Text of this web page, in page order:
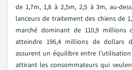
de 1,7m, 1,8 à 2,5m, 2,5 à 3m, au-
lanceurs de traitement des chiens de
marché dominant de 110,9 millions
atteindre 196,4 millions de dollars
assurent un équilibre entre
attirant les consommateurs qui